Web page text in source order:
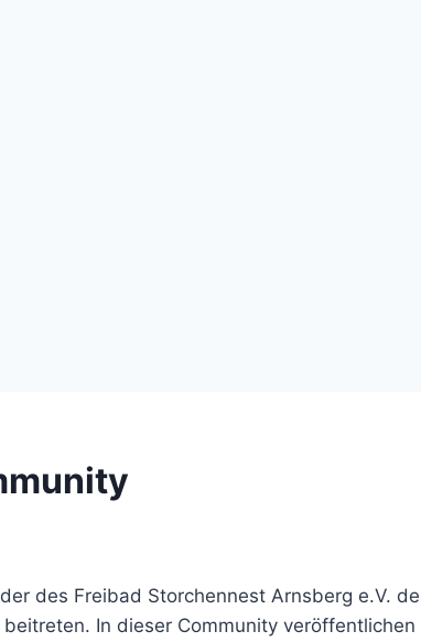
des Freibad Storchennest Arnsberg e.V.
In dieser Community